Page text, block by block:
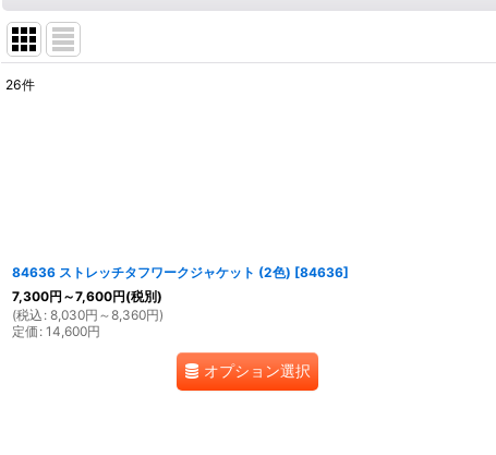
26件
84636 ストレッチタフワークジャケット (2色) [84636]
7,300円 ～7,600円(税別)
(税込 : 8,030円 ～8,360円)
定価 : 14,600円
オプション選択